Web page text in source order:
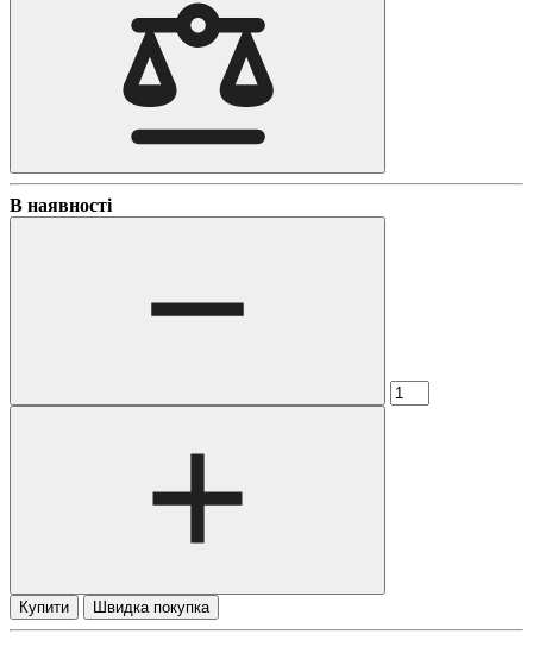
В наявності
Купити Швидка покупка